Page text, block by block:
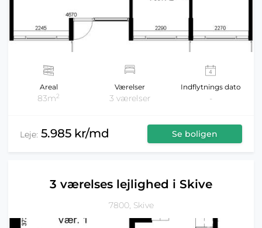
Areal
83m2
Værelser
3 værelser
Indflytnings dato
-
Leje: 5.985 kr/md Se boligen
3 værelses lejlighed i Skive
7800, Skive